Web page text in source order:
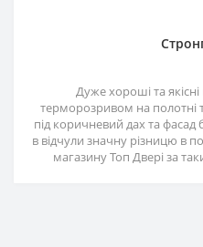
Дуже хороші та якісні
терморозривом на полотні
під коричневий дах та
в відчули значну різницю в
магазину Топ Двері за